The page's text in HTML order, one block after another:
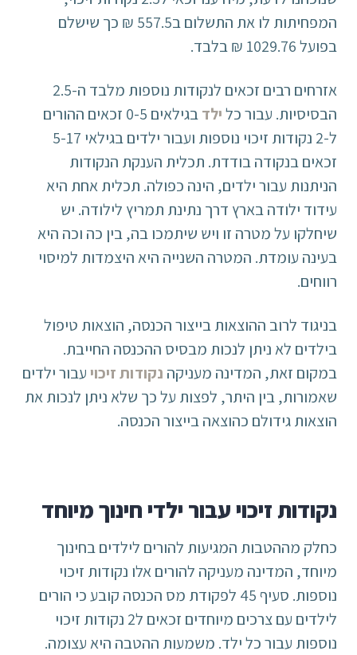
המפחיתות לו את התשלום ב557.5 ₪ כך שישלם
בפועל 1029.76 ₪ בלבד.
אזרחים רבים זכאים לנקודות נוספות מלבד ה-2.5
הבסיסיות. עבור כלילד
בגילאים 0-5 זכאים ההורים
ל-2 נקודות זיכוי נוספות ועבור ילדים בגילאי 5-17
זכאים בנקודה בודדת. תכלית הענקת הנקודות
הניתנות עבור ילדים, הינה כפולה. תכלית אחת היא
עידוד ילודה בארץ דרך נתינת תמריץ לילודה. יש
שיחלקו על מטרה זו ויש שיתמכו בה, בין כה וכה היא
בעינה עומדת. המטרה השנייה היא היצמדות למיסוי
רווחים.
בניגוד לרוב ההוצאות בייצור הכנסה, הוצאות טיפול
בילדים לא ניתן לנכות מבסיס ההכנסה החייבת.
במקום זאת, המדינה מעניקה נקודות זיכוי עבור ילדים
שאמורות, בין היתר, לפצות על כך שלא ניתן לנכות את
הוצאות גידולם כהוצאה בייצור הכנסה.
נקודות זיכוי עבור ילדי חינוך מיוחד
כחלק מההטבות המגיעות להורים לילדים בחינוך
מיוחד, המדינה מעניקה להורים אלו נקודות זיכוי
נוספות. סעיף 45 לפקודת מס הכנסה קובע כי הורים
לילדים עם צרכים מיוחדים זכאים ל2 נקודות זיכוי
נוספות עבור כל ילד. משמעות ההטבה היא עצומה.